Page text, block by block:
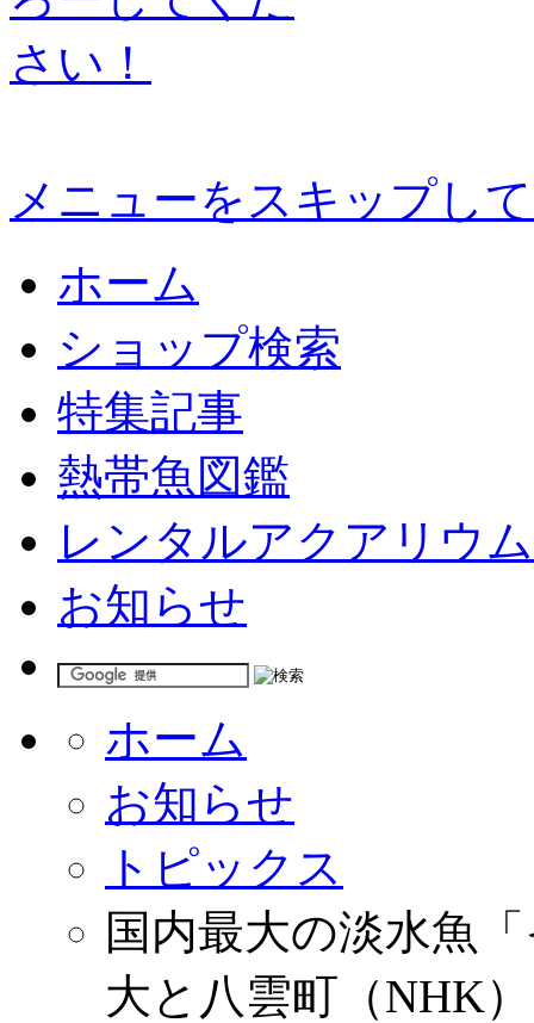
メニューをスキップし
ホーム
ショップ検索
特集記事
熱帯魚図鑑
レンタルアクアリウム
お知らせ
ホーム
お知らせ
トピックス
国内最大の淡水魚
大と八雲町（NHK）